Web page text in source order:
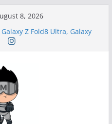
8, 2026
Z Fold8 Ultra, Galaxy
los desafíos que
las finanzas y la economía
Unplugged
con propósito
de ciberataques
de América Latina